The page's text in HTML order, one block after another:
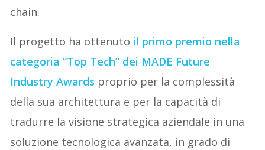
chain.
Il progetto ha ottenuto il primo premio nella
categoria “Top Tech” dei MADE Future
Industry Awards proprio per la complessità
della sua architettura e per la capacità di
tradurre la visione strategica aziendale in una
soluzione tecnologica avanzata, in grado di